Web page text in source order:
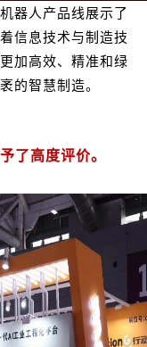
器人产品线展示了
信息技术与制造技
加高效、精准和绿
的智慧制造。
了高度评价。